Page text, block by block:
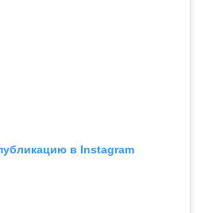
в Instagram